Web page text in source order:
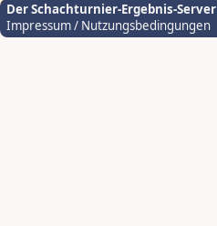
Der Schachturnier-Ergebnis-Server
Impressum / Nutzungsbedingungen